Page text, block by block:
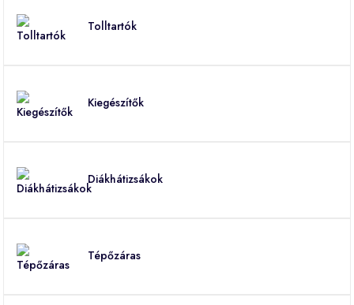
Tolltartók
Kiegészítők
Diákhátizsákok
Tépőzáras